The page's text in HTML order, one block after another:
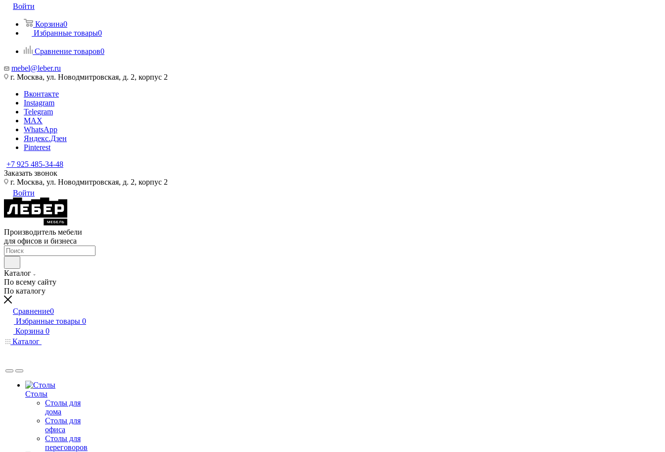
Войти
Корзина0
Избранные товары0
Сравнение товаров0
mebel@leber.ru
г. Москва, ул. Новодмитровская, д. 2, корпус 2
Вконтакте
Instagram
Telegram
MAX
WhatsApp
Яндекс.Дзен
Pinterest
+7 925 485-34-48
Заказать звонок
г. Москва, ул. Новодмитровская, д. 2, корпус 2
Войти
Производитель мебели
для офисов и бизнеса
Каталог
По всему сайту
По каталогу
Сравнение0
Избранные товары 0
Корзина 0
Каталог
Столы
Столы для
дома
Столы для
офиса
Столы для
переговоров